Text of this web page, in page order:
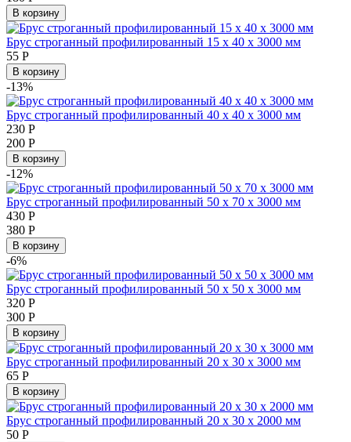
В корзину
Брус строганный профилированный 15 х 40 х 3000 мм
55 Р
В корзину
-13%
Брус строганный профилированный 40 х 40 х 3000 мм
230 Р
200 Р
В корзину
-12%
Брус строганный профилированный 50 х 70 х 3000 мм
430 Р
380 Р
В корзину
-6%
Брус строганный профилированный 50 х 50 х 3000 мм
320 Р
300 Р
В корзину
Брус строганный профилированный 20 х 30 х 3000 мм
65 Р
В корзину
Брус строганный профилированный 20 х 30 х 2000 мм
50 Р